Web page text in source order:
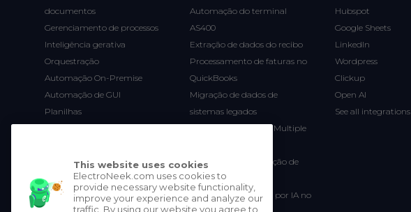
documentos
Gerenciamento de processos
Inteligência gerativa
Orquestração
Automação On-Premise
Automação de GUI
Planilhas
Automação do terminal
AS400
Extração de dados do recibo
Processamento de faturas no
QuickBooks
Migração de dados de
sistemas legados
User Onboarding on Multiple
Roteamento e resolução de
tíquetes de suporte
Busca de candidatos por IA no
Hubspot
Google Sheets
LinkedIn
Wordpress
Clickup
Open AI
See all integrations
This website uses cookies
ElectroNeek.com uses cookies to
provide necessary website functionality,
improve your experience and analyze our
traffic. By using our website you agree to